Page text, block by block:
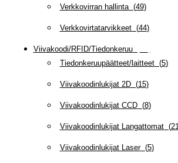
Verkkovirran hallinta(49)
Verkkovirtatarvikkeet(44)
Viivakoodi/RFID/Tiedonkeruu(
Tiedonkeruupäätteet/laitteet(5)
Viivakoodinlukijat 2D(15)
Viivakoodinlukijat CCD(8)
Viivakoodinlukijat Langattomat(21
Viivakoodinlukijat Laser(5)